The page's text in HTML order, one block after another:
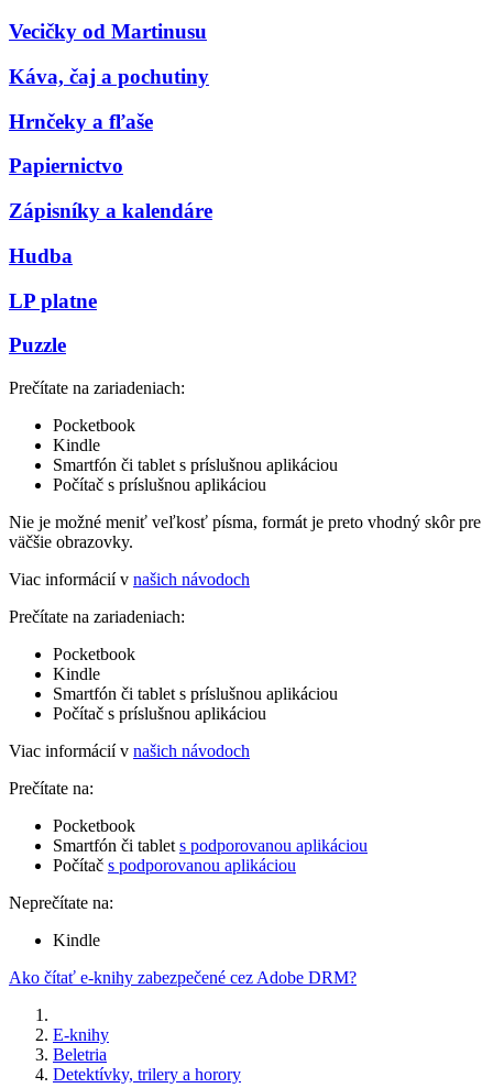
Vecičky od Martinusu
Káva, čaj a pochutiny
Hrnčeky a fľaše
Papiernictvo
Zápisníky a kalendáre
Hudba
LP platne
Puzzle
Prečítate na zariadeniach:
Pocketbook
Kindle
Smartfón či tablet s príslušnou aplikáciou
Počítač s príslušnou aplikáciou
Nie je možné meniť veľkosť písma, formát je preto vhodný skôr pre
väčšie obrazovky.
Viac informácií v našich návodoch
Prečítate na zariadeniach:
Pocketbook
Kindle
Smartfón či tablet s príslušnou aplikáciou
Počítač s príslušnou aplikáciou
Viac informácií v našich návodoch
Prečítate na:
Pocketbook
Smartfón či tablet s podporovanou aplikáciou
Počítač s podporovanou aplikáciou
Neprečítate na:
Kindle
Ako čítať e-knihy zabezpečené cez Adobe DRM?
E-knihy
Beletria
Detektívky, trilery a horory